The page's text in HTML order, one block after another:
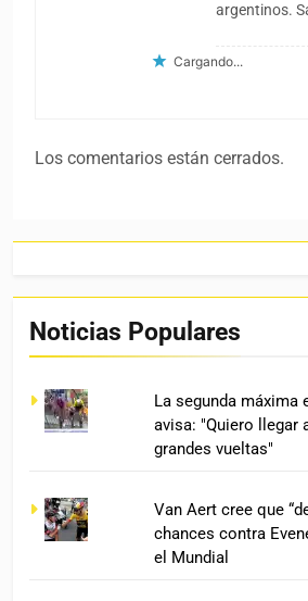
argentinos.
Cargando...
Los comentarios están cerrados.
Noticias Populares
La segunda máxima
avisa: "Quiero llegar
grandes vueltas"
Van Aert cree que
chances contra
el Mundial